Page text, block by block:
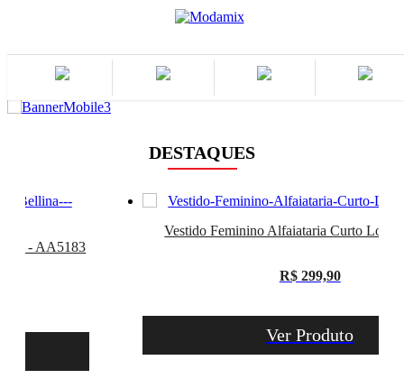
DESTAQUES
- AA5183
Vestido Feminino Alfaiataria Curto Love
R$ 299,90
Ver Produto